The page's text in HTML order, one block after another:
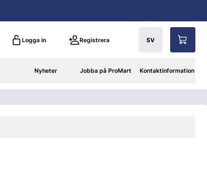
Logga in Registrera SV
Nyheter Jobba på ProMart Kontaktinformation